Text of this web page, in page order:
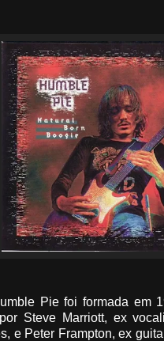
Pie foi formada em
por Steve Marriott, ex
e Peter Frampton, ex